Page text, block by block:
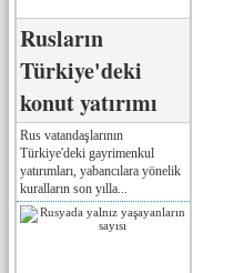
Rusların
Türkiye'deki
konut yatırımı
Rus vatandaşlarının
Türkiye'deki gayrimenkul
yatırımları, yabancılara yönelik
kuralların son yılla...